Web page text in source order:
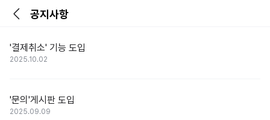
공지사항
'결제취소' 기능 도입
2025.10.02
'문의'게시판 도입
2025.09.09